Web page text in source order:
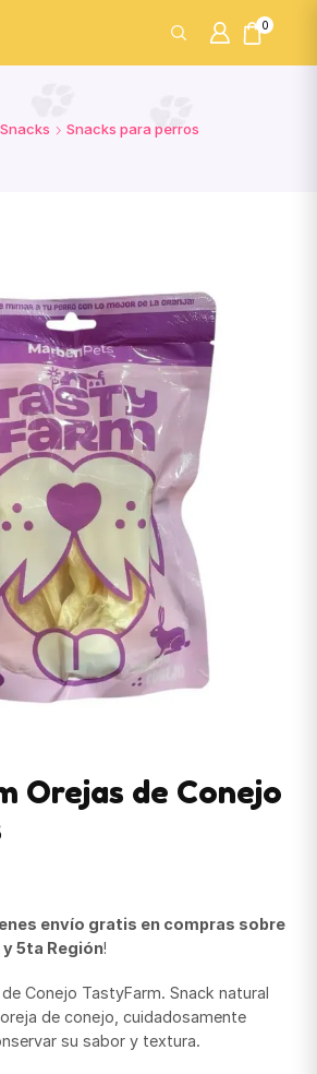
0
Snacks Snacks para perros
Orejas de Conejo
envío gratis en compras sobre
5ta Región!
Conejo TastyFarm. Snack natural
de conejo, cuidadosamente
su sabor y textura.